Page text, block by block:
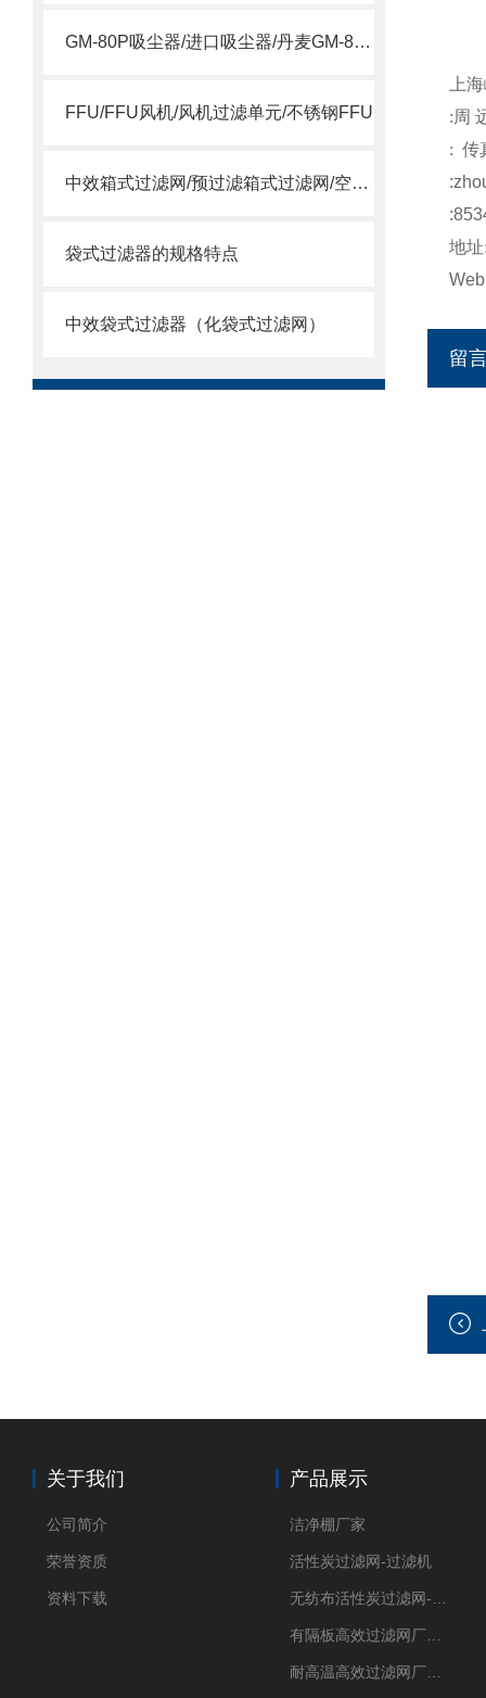
GM-80P吸尘器/进口吸尘器/丹麦GM-80P吸尘器
FFU/FFU风机/风机过滤单元/不锈钢FFU
中效箱式过滤网/预过滤箱式过滤网/空调箱中效过滤网
袋式过滤器的规格特点
中效袋式过滤器（化袋式过滤网）
上海
:周
: 传
:
地址
Web
留
关于我们
公司简介
荣誉资质
资料下载
产品展示
洁净棚厂家
活性炭过滤网-过滤机